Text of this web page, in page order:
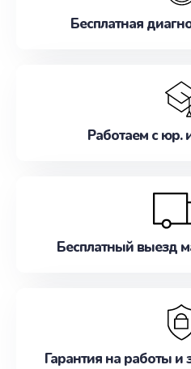
Бесплатная
Работаем с юр.
Бесплатный выезд
Гарантия на работы и